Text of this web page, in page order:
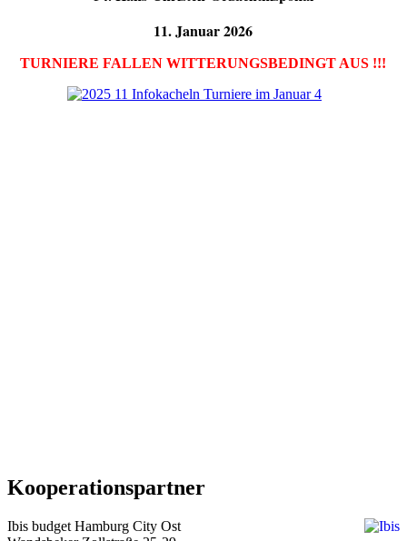
11. Januar 2026
TURNIERE FALLEN WITTERUNGSBEDINGT AUS !!!
Kooperationspartner
Ibis budget Hamburg City Ost